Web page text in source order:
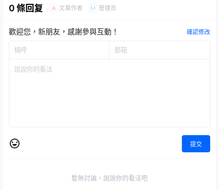
0 條回复 A 文章作者 M 管理员
歡迎您，新朋友，感謝參與互動！ 確認修改
提交
暫無討論，說說你的看法吧